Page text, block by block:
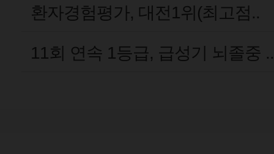
환자경험평가, 대전1위(최고점..
11회 연속 1등급, 급성기 뇌졸중 ..